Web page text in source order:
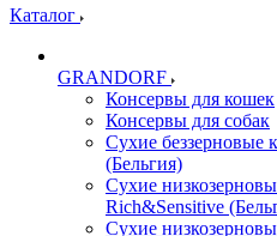
Каталог
GRANDORF
Консервы для кошек
Консервы для собак
Сухие беззерновые
(Бельгия)
Сухие
Rich&Sensitive
Сухие